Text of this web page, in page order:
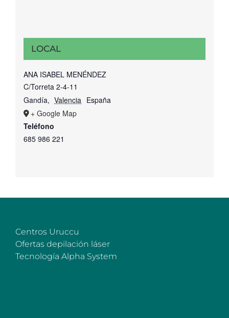
LOCAL
ANA ISABEL MENÉNDEZ
C/Torreta 2-4-11
Gandía, Valencia España
+ Google Map
Teléfono
685 986 221
Centros Uruccu
Ofertas depilación láser
Tecnología Alpha System